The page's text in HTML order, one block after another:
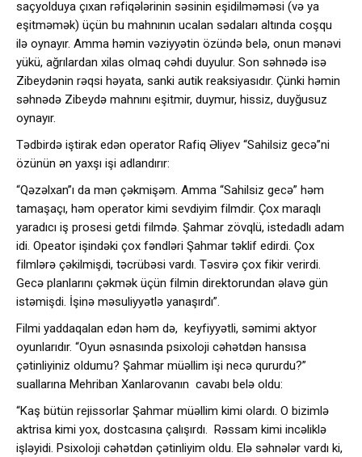
saçyolduya çıxan rəfiqələrinin səsinin eşidilməməsi (və ya
eşitməmək) üçün bu mahnının ucalan sədaları altında coşqu
ilə oynayır. Amma həmin vəziyyətin özündə belə, onun mənəvi
yükü, ağrılardan xilas olmaq cəhdi duyulur. Son səhnədə isə
Zibeydənin rəqsi həyata, sanki autik reaksiyasıdır. Çünki həmin
səhnədə Zibeydə mahnını eşitmir, duymur, hissiz, duyğusuz
oynayır.
Tədbirdə iştirak edən operator Rafiq Əliyev “Sahilsiz gecə”ni
özünün ən yaxşı işi adlandırır:
“Qəzəlxan”ı da mən çəkmişəm. Amma “Sahilsiz gecə” həm
tamaşaçı, həm operator kimi sevdiyim filmdir. Çox maraqlı
yaradıcı iş prosesi getdi filmdə. Şahmar zövqlü, istedadlı adam
idi. Opeator işindəki çox fəndləri Şahmar təklif edirdi. Çox
filmlərə çəkilmişdi, təcrübəsi vardı. Təsvirə çox fikir verirdi.
Gecə planlarını çəkmək üçün filmin direktorundan əlavə gün
istəmişdi. İşinə məsuliyyətlə yanaşırdı”.
Filmi yaddaqalan edən həm də, keyfiyyətli, səmimi aktyor
oyunlarıdır. “Oyun əsnasında psixoloji cəhətdən hansısa
çətinliyiniz oldumu? Şahmar müəllim işi necə qururdu?”
suallarına Mehriban Xanlarovanın cavabı belə oldu:
“Kaş bütün rejissorlar Şahmar müəllim kimi olardı. O bizimlə
aktrisa kimi yox, dostcasına çalışırdı. Rəssam kimi incəliklə
işləyidi. Psixoloji cəhətdən çətinliyim oldu. Elə səhnələr vardı ki,